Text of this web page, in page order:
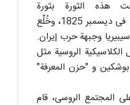
هذه الثورة بثورة
الدیسمبریین، وتم إعدام قادتها فی دیسمبر 1825، وخُلِّع
وجبهة حرب إیران.
الکلاسیکیة الروسیة مثل
و "حزن المعرفة"
المجتمع الروسی، قام